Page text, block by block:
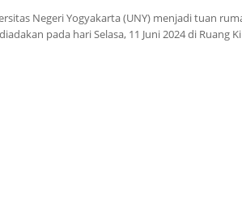
Negeri Yogyakarta (UNY) menjadi tuan
pada hari Selasa, 11 Juni 2024 di Ruang